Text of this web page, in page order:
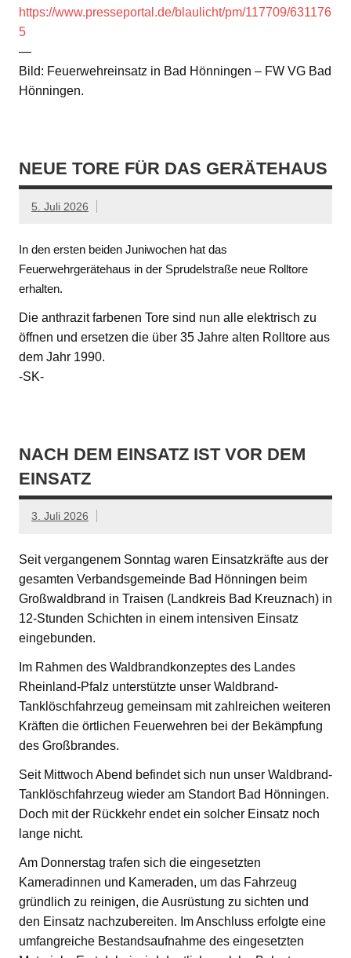
https://www.presseportal.de/blaulicht/pm/117709/631176
5
—
Bild: Feuerwehreinsatz in Bad Hönningen – FW VG Bad
Hönningen.
NEUE TORE FÜR DAS GERÄTEHAUS
5. Juli 2026
In den ersten beiden Juniwochen hat das
Feuerwehrgerätehaus in der Sprudelstraße neue Rolltore
erhalten.
Die anthrazit farbenen Tore sind nun alle elektrisch zu
öffnen und ersetzen die über 35 Jahre alten Rolltore aus
dem Jahr 1990.
-SK-
NACH DEM EINSATZ IST VOR DEM
EINSATZ
3. Juli 2026
Seit vergangenem Sonntag waren Einsatzkräfte aus der
gesamten Verbandsgemeinde Bad Hönningen beim
Großwaldbrand in Traisen (Landkreis Bad Kreuznach) in
12-Stunden Schichten in einem intensiven Einsatz
eingebunden.
Im Rahmen des Waldbrandkonzeptes des Landes
Rheinland-Pfalz unterstützte unser Waldbrand-
Tanklöschfahrzeug gemeinsam mit zahlreichen weiteren
Kräften die örtlichen Feuerwehren bei der Bekämpfung
des Großbrandes.
Seit Mittwoch Abend befindet sich nun unser Waldbrand-
Tanklöschfahrzeug wieder am Standort Bad Hönningen.
Doch mit der Rückkehr endet ein solcher Einsatz noch
lange nicht.
Am Donnerstag trafen sich die eingesetzten
Kameradinnen und Kameraden, um das Fahrzeug
gründlich zu reinigen, die Ausrüstung zu sichten und
den Einsatz nachzubereiten. Im Anschluss erfolgte eine
umfangreiche Bestandsaufnahme des eingesetzten